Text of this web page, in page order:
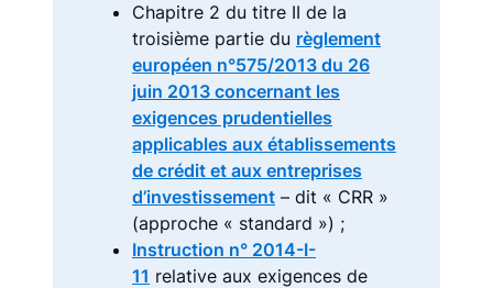
Chapitre 2 du titre II de la
troisième partie du règlement
européen n°575/2013 du 26
juin 2013 concernant les
exigences prudentielles
applicables aux établissements
de crédit et aux entreprises
d’investissement – dit « CRR »
(approche « standard ») ;
Instruction n° 2014-I-
11 relative aux exigences de